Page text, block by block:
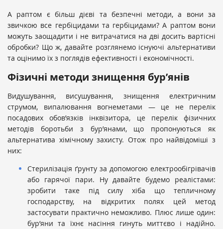
А раптом є більш дієві та безпечні методи, а вони за
звичкою все гербіцидами та гербіцидами? А раптом вони
можуть заощадити і не витрачатися на дві досить вартісні
обробки? Що ж, давайте розглянемо існуючі альтернативи
та оцінимо їх з поглядів ефективності і економічності.
Фізичні методи знищення бур’янів
Видушування, висушування, знищення електричним
струмом, випалювання вогнеметами — це не перелік
посадових обов’язків інквізитора, це перелік фізичних
методів боротьби з бур’янами, що пропонуються як
альтернатива хімічному захисту. Отож про найвідоміші з
них:
Стерилізація ґрунту за допомогою електрообігрівачів
або гарячої пари. Ну давайте будемо реалістами:
зробити таке під силу хіба що тепличному
господарству, на відкритих полях цей метод
застосувати практично неможливо. Плюс лише один:
бур’яни та їхнє насіння гинуть миттєво і надійно.